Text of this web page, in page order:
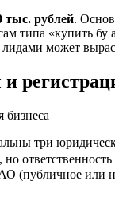
тыс. рублей.
типа «купить бу
лидами может
три
(публичное или